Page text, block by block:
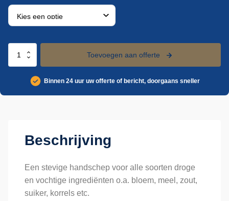
Vikan
Toevoegen aan offerte
Binnen 24 uur uw offerte of bericht, doorgaans sneller
Beschrijving
Een stevige handschep voor alle soorten droge
en vochtige ingrediënten o.a. bloem, meel, zout,
suiker, korrels etc.